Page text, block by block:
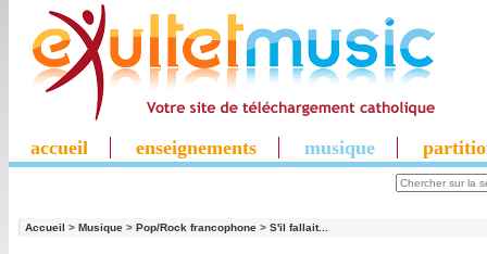
accueil enseignements musique
Accueil > Musique > Pop/Rock francophone > S'il fallait...